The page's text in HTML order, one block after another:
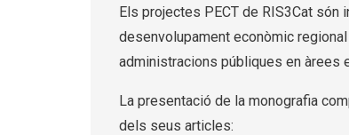
Els projectes PECT de RIS3Cat són
desenvolupament econòmic
administracions públiques en àrees
La presentació de la monografia
dels seus articles: